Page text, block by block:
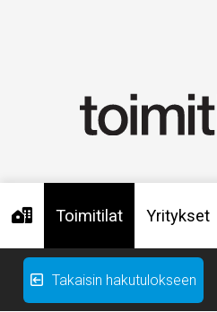
Toimitilat Yritykset
Takaisin hakutulokseen